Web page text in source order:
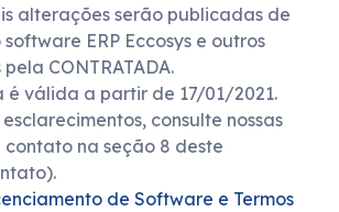
alterações serão publicadas de
ERP Eccosys e outros
CONTRATADA.
é válida a partir de 17/01/2021.
consulte nossas
na seção 8 deste
de Software e Termos